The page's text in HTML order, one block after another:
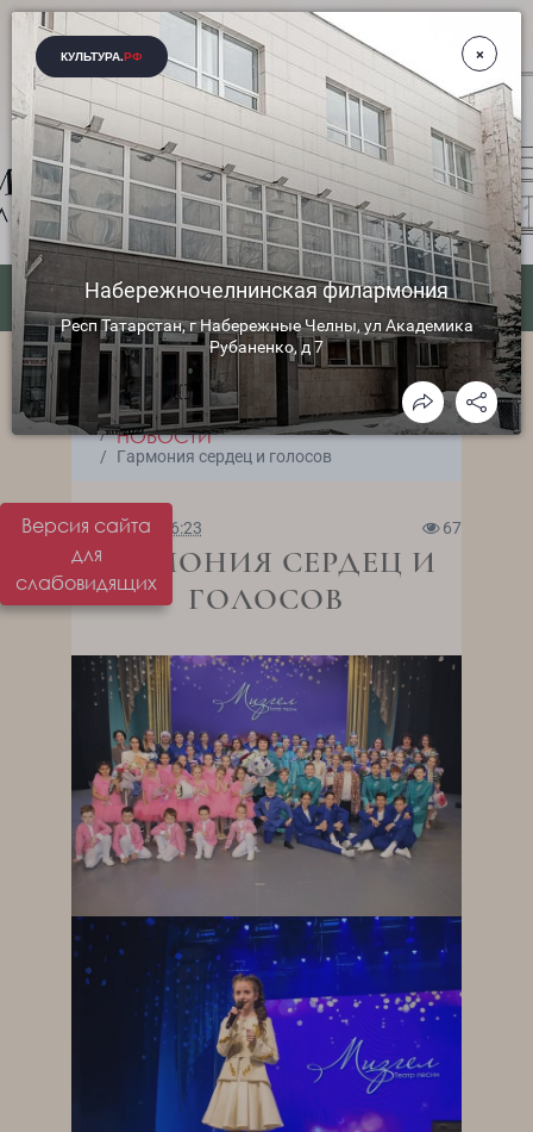
Версия сайта
для
слабовидящих
ГЛАВНАЯ
МЕРОПРИЯТИЯ
НОВОСТИ
Гармония сердец и голосов
07.05.2024 06:23 67
ГАРМОНИЯ СЕРДЕЦ И
ГОЛОСОВ